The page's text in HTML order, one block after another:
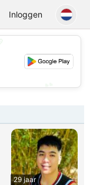
Inloggen
29 jaar